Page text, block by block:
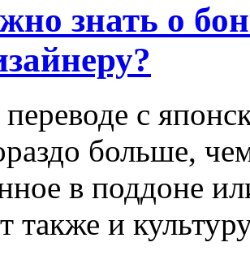
знать о
с
больше,
в поддоне
также и